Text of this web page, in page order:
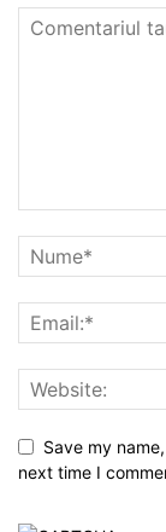
Save my
next time I